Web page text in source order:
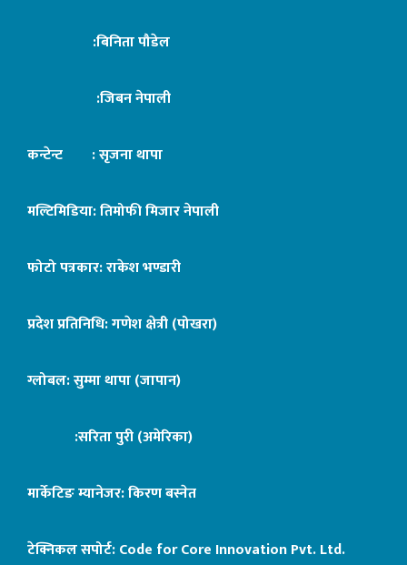
:बिनिता पौडेल
:जिबन नेपाली
कन्टेन्ट : सृजना थापा
मल्टिमिडिया: तिमोफी मिजार नेपाली
फोटो पत्रकार: राकेश भण्डारी
प्रदेश प्रतिनिधि: गणेश क्षेत्री (पोखरा)
ग्लोबल: सुम्मा थापा (जापान)
:सरिता पुरी (अमेरिका)
मार्केटिङ म्यानेजर: किरण बस्नेत
टेक्निकल सपोर्ट:Code for Core Innovation Pvt. Ltd.